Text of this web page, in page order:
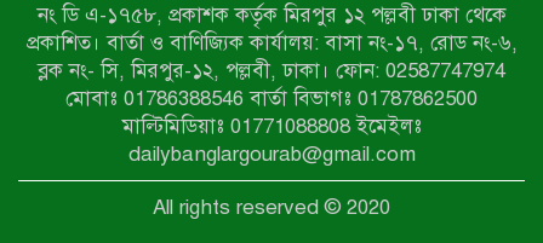
পুলিশ পরিচয়ে চাঁদাবাজি, গণপিটুনির পর
কারাগারে প্রতারক।
বাঘার সাহিন সরকারের তিন ক্যাটাগরিতে
প্রথম স্থান অর্জন; সংস্কৃতি অঙ্গনেও রয়েছে
তাঁর বহুমুখী প্রতিভা!
আওয়ামী সন্ত্রাসীদের দ্রুত গ্রেফতার ও
বিচারের দাবিতে নীলফামারীতে বিক্ষোভ ও
নং ডি এ-১৭৫৮, প্রকাশক কর্তৃক মিরপুর ১২ পল্লবী ঢাকা থেকে
প্রকাশিত। বার্তা ও বাণিজ্যিক কার্যালয়: বাসা নং-১৭, রোড নং-৬,
ব্লক নং- সি, মিরপুর-১২, পল্লবী, ঢাকা। ফোন: 02587747974
মোবাঃ 01786388546 বার্তা বিভাগঃ 01787862500
মাল্টিমিডিয়াঃ 01771088808 ইমেইলঃ
dailybanglargourab@gmail.com
All rights reserved © 2020